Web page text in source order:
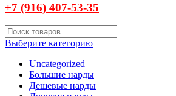
+7 (916) 407-53-35
Выберите категорию
Uncategorized
Большие нарды
Дешевые нарды